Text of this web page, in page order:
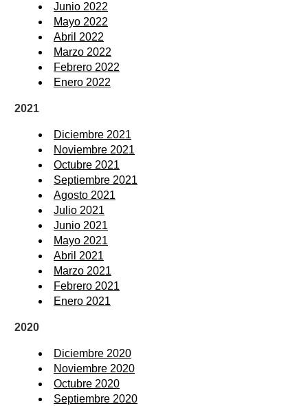
Junio 2022
Mayo 2022
Abril 2022
Marzo 2022
Febrero 2022
Enero 2022
2021
Diciembre 2021
Noviembre 2021
Octubre 2021
Septiembre 2021
Agosto 2021
Julio 2021
Junio 2021
Mayo 2021
Abril 2021
Marzo 2021
Febrero 2021
Enero 2021
2020
Diciembre 2020
Noviembre 2020
Octubre 2020
Septiembre 2020